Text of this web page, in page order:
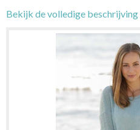
Bekijk de volledige beschrijving